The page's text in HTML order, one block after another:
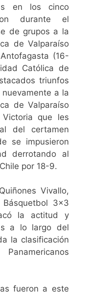
en los cinco
durante el
de grupos a la
de Valparaíso
(16-
Católica de
triunfos
a la
de Valparaíso
que les
del certamen
se impusieron
derrotando al
por 18-9.
Vivallo,
3×3
la actitud y
a lo largo del
la clasificación
fueron a este